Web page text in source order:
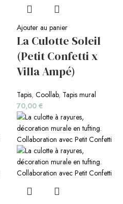
Ajouter au panier
La Culotte Soleil
(Petit Confetti x
Villa Ampé)
Tapis, Coollab, Tapis mural
70,00 €